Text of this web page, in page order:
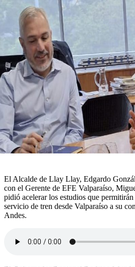
El Alcalde de Llay Llay, Edgardo
con el Gerente de EFE Valparaíso,
pidió acelerar los estudios que
servicio de tren desde Valparaíso a su
Andes.